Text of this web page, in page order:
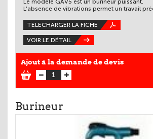
L'absence de vibrations permet un travail
TÉLÉCHARGER LA FICHE
VOIR LE DÉTAIL
Ajout à la demande de devis
Burineur